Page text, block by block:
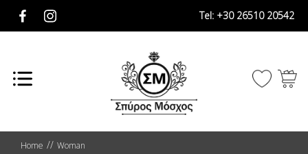
Tel: +30 26510 20542
Home Woman